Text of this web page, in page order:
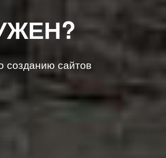
созданию сайтов